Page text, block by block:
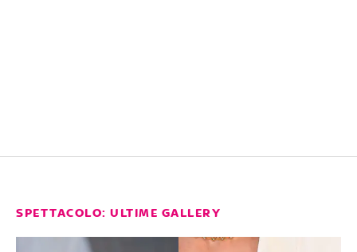
SPETTACOLO: ULTIME GALLERY